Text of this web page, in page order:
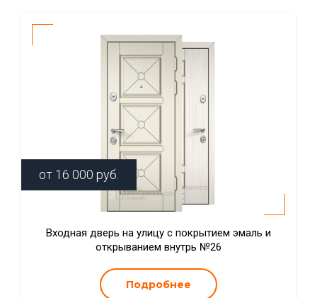
от 16 000 руб.
Входная дверь на улицу с покрытием эмаль и
открыванием внутрь №26
Подробнее